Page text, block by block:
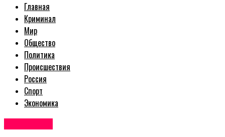
Главная
Криминал
Мир
Общество
Политика
Происшествия
Россия
Спорт
Экономика